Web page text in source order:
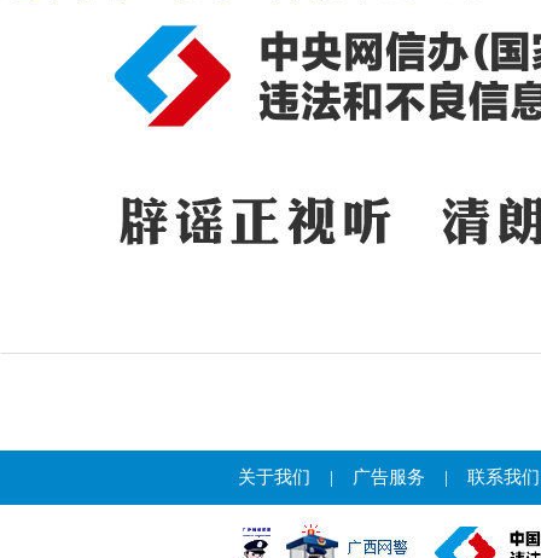
关于我们 | 广告服务 | 联系我们